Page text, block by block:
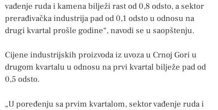
vađenje ruda i kamena bilježi rast od 0,8 odsto, a sektor
prerađivačka industrija pad od 0,1 odsto u odnosu na
drugi kvartal prošle godine“, navodi se u saopštenju.
Cijene industrijskih proizvoda iz uvoza u Crnoj Gori u
drugom kvartalu u odnosu na prvi kvartal bilježe pad od
0,5 odsto.
„U poređenju sa prvim kvartalom, sektor vađenje ruda i